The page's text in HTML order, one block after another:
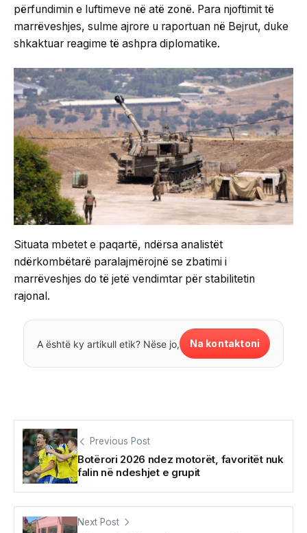
përfundimin e luftimeve në atë zonë. Para njoftimit të
marrëveshjes, sulme ajrore u raportuan në Bejrut, duke
shkaktuar reagime të ashpra diplomatike.
Situata mbetet e paqartë, ndërsa analistët
ndërkombëtarë paralajmërojnë se zbatimi i
marrëveshjes do të jetë vendimtar për stabilitetin
rajonal.
A është ky artikull etik? Nëse jo, Na kontaktoni
Previous Post
Botërori 2026 ndez motorët, favoritët nuk
falin në ndeshjet e grupit
Next Post